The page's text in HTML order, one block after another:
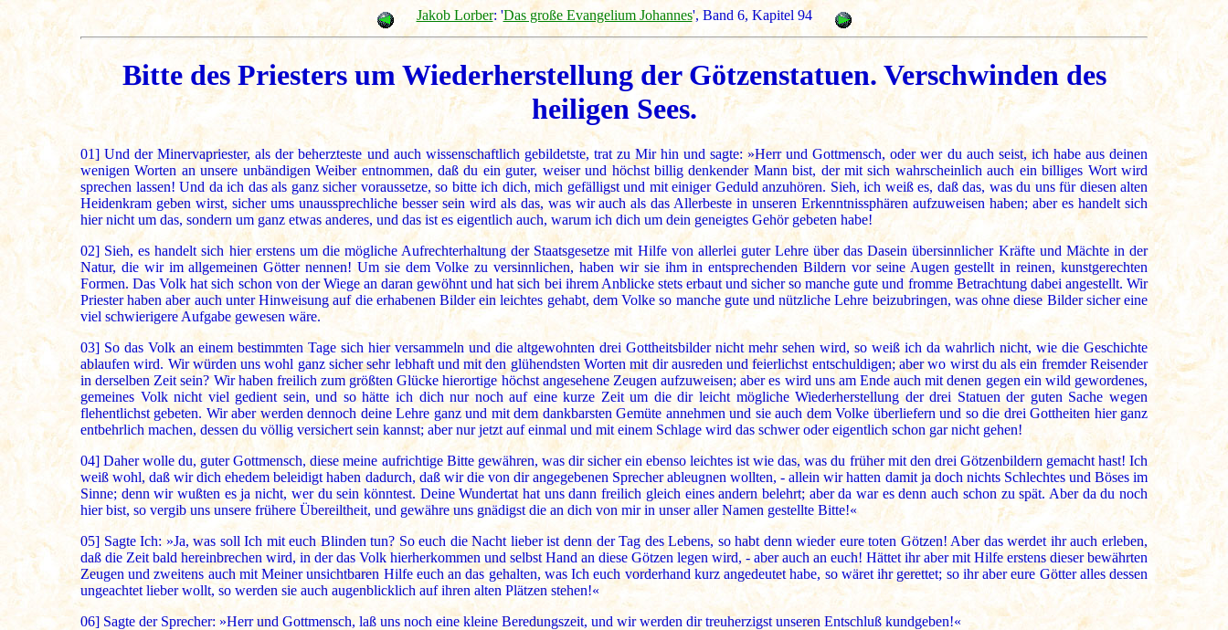
Jakob Lorber: 'Das große Evangelium Johannes', Band 6, Kapitel 94
Bitte des Priesters um Wiederherstellung der Götzenstatuen. Verschwinden des
heiligen Sees.
01]Und der Minervapriester, als der beherzteste und auch wissenschaftlich gebildetste, trat zu Mir hin und sagte: »Herr und Gottmensch, oder wer du auch seist, ich habe aus deinen
wenigen Worten an unsere unbändigen Weiber entnommen, daß du ein guter, weiser und höchst billig denkender Mann bist, der mit sich wahrscheinlich auch ein billiges Wort wird
sprechen lassen! Und da ich das als ganz sicher voraussetze, so bitte ich dich, mich gefälligst und mit einiger Geduld anzuhören. Sieh, ich weiß es, daß das, was du uns für diesen alten
Heidenkram geben wirst, sicher ums unaussprechliche besser sein wird als das, was wir auch als das Allerbeste in unseren Erkenntnissphären aufzuweisen haben; aber es handelt sich
hier nicht um das, sondern um ganz etwas anderes, und das ist es eigentlich auch, warum ich dich um dein geneigtes Gehör gebeten habe!
02] Sieh, es handelt sich hier erstens um die mögliche Aufrechterhaltung der Staatsgesetze mit Hilfe von allerlei guter Lehre über das Dasein übersinnlicher Kräfte und Mächte in der
Natur, die wir im allgemeinen Götter nennen! Um sie dem Volke zu versinnlichen, haben wir sie ihm in entsprechenden Bildern vor seine Augen gestellt in reinen, kunstgerechten
Formen. Das Volk hat sich schon von der Wiege an daran gewöhnt und hat sich bei ihrem Anblicke stets erbaut und sicher so manche gute und fromme Betrachtung dabei angestellt. Wir
Priester haben aber auch unter Hinweisung auf die erhabenen Bilder ein leichtes gehabt, dem Volke so manche gute und nützliche Lehre beizubringen, was ohne diese Bilder sicher eine
viel schwierigere Aufgabe gewesen wäre.
03] So das Volk an einem bestimmten Tage sich hier versammeln und die altgewohnten drei Gottheitsbilder nicht mehr sehen wird, so weiß ich da wahrlich nicht, wie die Geschichte
ablaufen wird. Wir würden uns wohl ganz sicher sehr lebhaft und mit den glühendsten Worten mit dir ausreden und feierlichst entschuldigen; aber wo wirst du als ein fremder Reisender
in derselben Zeit sein? Wir haben freilich zum größten Glücke hierortige höchst angesehene Zeugen aufzuweisen; aber es wird uns am Ende auch mit denen gegen ein wild gewordenes,
gemeines Volk nicht viel gedient sein, und so hätte ich dich nur noch auf eine kurze Zeit um die dir leicht mögliche Wiederherstellung der drei Statuen der guten Sache wegen
flehentlichst gebeten. Wir aber werden dennoch deine Lehre ganz und mit dem dankbarsten Gemüte annehmen und sie auch dem Volke überliefern und so die drei Gottheiten hier ganz
entbehrlich machen, dessen du völlig versichert sein kannst; aber nur jetzt auf einmal und mit einem Schlage wird das schwer oder eigentlich schon gar nicht gehen!
04] Daher wolle du, guter Gottmensch, diese meine aufrichtige Bitte gewähren, was dir sicher ein ebenso leichtes ist wie das, was du früher mit den drei Götzenbildern gemacht hast! Ich
weiß wohl, daß wir dich ehedem beleidigt haben dadurch, daß wir die von dir angegebenen Sprecher ableugnen wollten, - allein wir hatten damit ja doch nichts Schlechtes und Böses im
Sinne; denn wir wußten es ja nicht, wer du sein könntest. Deine Wundertat hat uns dann freilich gleich eines andern belehrt; aber da war es denn auch schon zu spät. Aber da du noch
hier bist, so vergib uns unsere frühere Übereiltheit, und gewähre uns gnädigst die an dich von mir in unser aller Namen gestellte Bitte!«
05] Sagte Ich: »Ja, was soll Ich mit euch Blinden tun? So euch die Nacht lieber ist denn der Tag des Lebens, so habt denn wieder eure toten Götzen! Aber das werdet ihr auch erleben,
daß die Zeit bald hereinbrechen wird, in der das Volk hierherkommen und selbst Hand an diese Götzen legen wird, - aber auch an euch! Hättet ihr aber mit Hilfe erstens dieser bewährten
Zeugen und zweitens auch mit Meiner unsichtbaren Hilfe euch an das gehalten, was Ich euch vorderhand kurz angedeutet habe, so wäret ihr gerettet; so ihr aber eure Götter alles dessen
ungeachtet lieber wollt, so werden sie auch augenblicklich auf ihren alten Plätzen stehen!«
06] Sagte der Sprecher: »Herr und Gottmensch, laß uns noch eine kleine Beredungszeit, und wir werden dir treuherzigst unseren Entschluß kundgeben!«